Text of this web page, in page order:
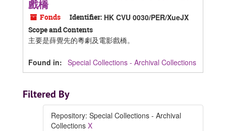
戲橋
Fonds Identifier: HK CVU 0030/PER/XueJX
Scope and Contents
主要是薛覺先的粵劇及電影戲橋。
Found in: Special Collections - Archival Collections
Filtered By
Repository: Special Collections - Archival
Collections X